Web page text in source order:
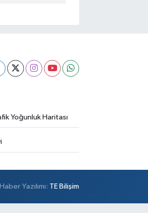
Yoğunluk Haritası
Haber Yazılımı: TE Bilişim